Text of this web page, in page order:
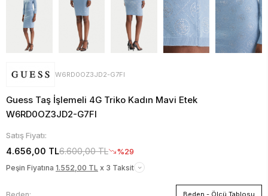
W6RD0OZ3JD2-G7FI
Guess Taş İşlemeli 4G Triko Kadın Mavi Etek
W6RD0OZ3JD2-G7FI
Satış Fiyatı:
4.656,00 TL6.600,00 TL %29
Peşin Fiyatına 1.552,00 TL x 3 Taksit
Beden: Beden - Ölçü Tablosu